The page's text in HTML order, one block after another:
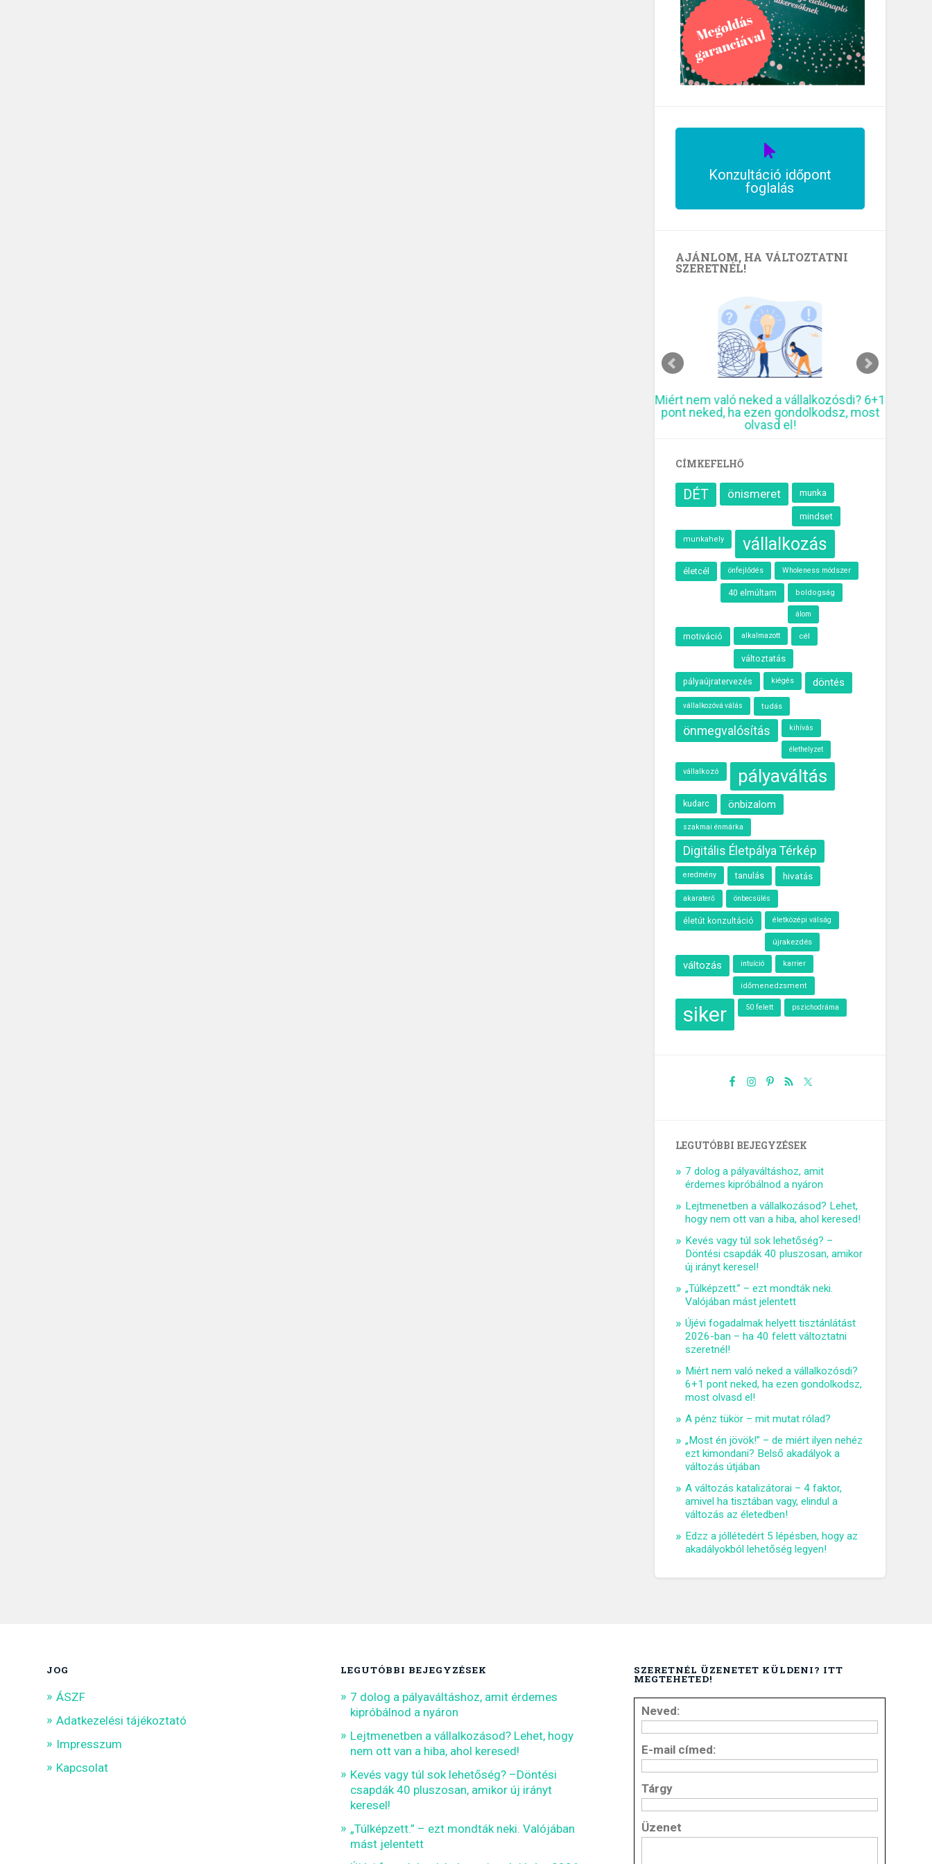
Konzultáció időpont
foglalás
AJÁNLOM, HA VÁLTOZTATNI
SZERETNÉL!
Miért nem való neked a vállalkozósdi? 6+1
pont neked, ha ezen gondolkodsz, most
olvasd el!
CÍMKEFELHŐ
DÉT önismeret munka
mindset
munkahely vállalkozás
életcél önfejlődés Wholeness módszer
40 elmúltam boldogság
álom
motiváció alkalmazott cél
változtatás
pályaújratervezés kiégés döntés
vállalkozóvá válás tudás
önmegvalósítás kihívás
élethelyzet
vállalkozó pályaváltás
kudarc önbizalom
szakmai énmárka
Digitális Életpálya Térkép
eredmény tanulás hivatás
akaraterő önbecsülés
életút konzultáció életközépi válság
újrakezdés
változás intuíció karrier
időmenedzsment
siker 50 felett pszichodráma
LEGUTÓBBI BEJEGYZÉSEK
7 dolog a pályaváltáshoz, amit
érdemes kipróbálnod a nyáron
Lejtmenetben a vállalkozásod? Lehet,
hogy nem ott van a hiba, ahol keresed!
Kevés vagy túl sok lehetőség? –
Döntési csapdák 40 pluszosan, amikor
új irányt keresel!
„Túlképzett.” – ezt mondták neki.
Valójában mást jelentett
Újévi fogadalmak helyett tisztánlátást
2026-ban – ha 40 felett változtatni
szeretnél!
Miért nem való neked a vállalkozósdi?
6+1 pont neked, ha ezen gondolkodsz,
most olvasd el!
A pénz tükör – mit mutat rólad?
„Most én jövök!” – de miért ilyen nehéz
ezt kimondani? Belső akadályok a
változás útjában
A változás katalizátorai – 4 faktor,
amivel ha tisztában vagy, elindul a
változás az életedben!
Edzz a jóllétedért 5 lépésben, hogy az
akadályokból lehetőség legyen!
JOG
ÁSZF
Adatkezelési tájékoztató
Impresszum
Kapcsolat
LEGUTÓBBI BEJEGYZÉSEK
7 dolog a pályaváltáshoz, amit érdemes
kipróbálnod a nyáron
Lejtmenetben a vállalkozásod? Lehet, hogy
nem ott van a hiba, ahol keresed!
Kevés vagy túl sok lehetőség? –Döntési
csapdák 40 pluszosan, amikor új irányt
keresel!
„Túlképzett.” – ezt mondták neki. Valójában
mást jelentett
SZERETNÉL ÜZENETET KÜLDENI? ITT
MEGTEHETED!
Neved:
E-mail címed:
Tárgy
Üzenet